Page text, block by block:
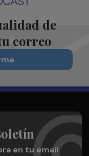
de
correo
en tu email